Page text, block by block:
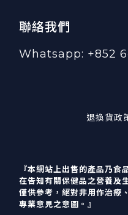
聯絡我們
Whatsapp: +852
退換貨政
『本網站上出售的產品乃食
在告知有關保健品之營養及
僅供參考，絕對非用作治療
專業意見之意圖。』